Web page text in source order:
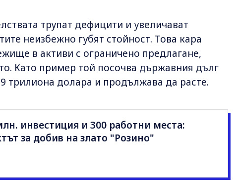
трупат дефицити и увеличават
неизбежно губят стойност. Това кара
в активи с ограничено предлагане,
Като пример той посочва държавния дълг
трилиона долара и продължава да расте.
инвестиция и 300 работни места:
за добив на злато "Розино"